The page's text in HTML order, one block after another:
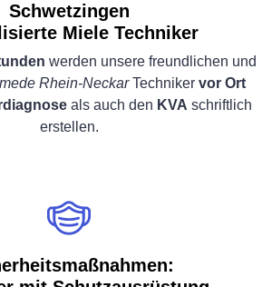
Schwetzingen
Miele Techniker
werden unsere freundlichen und
Rhein-NeckarTechniker vor Ort
als auch den KVA schriftlich
erstellen.